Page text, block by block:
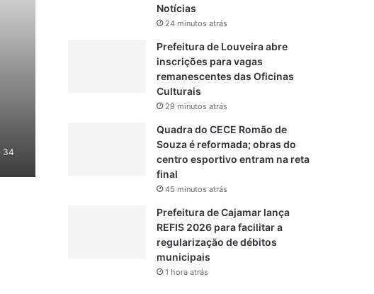
34
Notícias
24 minutos atrás
Prefeitura de Louveira abre
inscrições para vagas
remanescentes das Oficinas
Culturais
29 minutos atrás
Quadra do CECE Romão de
Souza é reformada; obras do
centro esportivo entram na reta
final
45 minutos atrás
Prefeitura de Cajamar lança
REFIS 2026 para facilitar a
regularização de débitos
municipais
1 hora atrás